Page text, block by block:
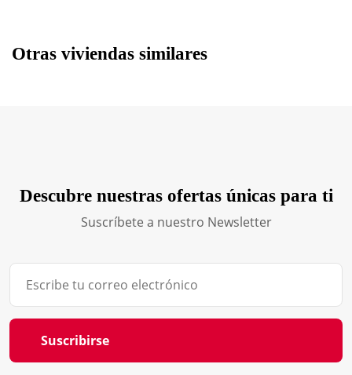
Otras viviendas similares
Descubre nuestras ofertas únicas para ti
Suscríbete a nuestro Newsletter
Suscribirse